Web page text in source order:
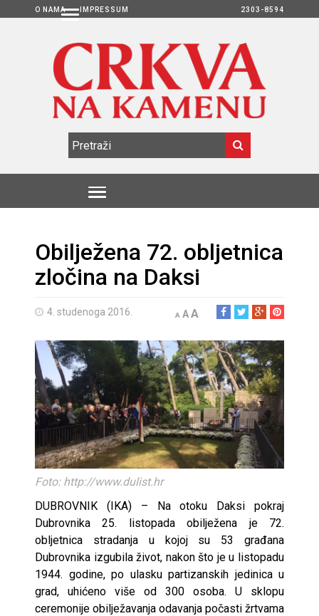
O NAMA IMPRESSUM 2303-8594
Obilježena 72. obljetnica
zločina na Daksi
4. studenoga 2016. A AA
Foto: http://www.dulist.hr
DUBROVNIK (IKA) – Na otoku Daksi pokraj
Dubrovnika 25. listopada obilježena je 72.
obljetnica stradanja u kojoj su 53 građana
Dubrovnika izgubila život, nakon što je u listopadu
1944. godine, po ulasku partizanskih jedinica u
grad, uhićeno više od 300 osoba. U sklopu
ceremonije obilježavanja odavanja počasti žrtvama